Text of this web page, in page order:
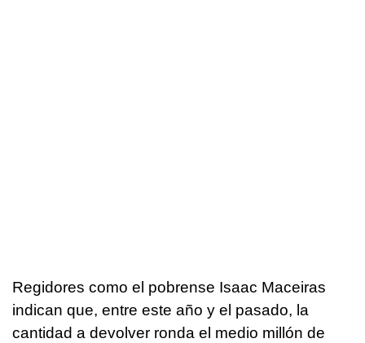
Regidores como el pobrense Isaac Maceiras
indican que, entre este año y el pasado, la
cantidad a devolver ronda el medio millón de